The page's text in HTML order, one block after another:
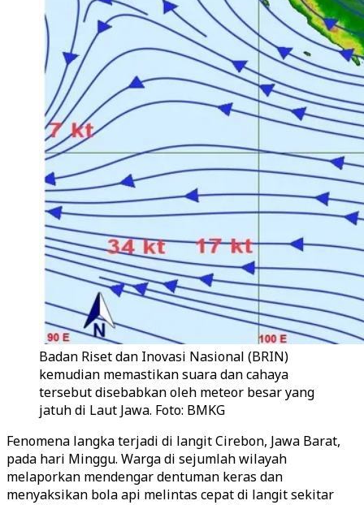
Badan Riset dan Inovasi Nasional (BRIN)
kemudian memastikan suara dan cahaya
tersebut disebabkan oleh meteor besar yang
jatuh di Laut Jawa. Foto: BMKG
Fenomena langka terjadi di langit Cirebon, Jawa Barat,
pada hari Minggu. Warga di sejumlah wilayah
melaporkan mendengar dentuman keras dan
menyaksikan bola api melintas cepat di langit sekitar